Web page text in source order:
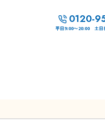
0120-
平日9:00～20:00 土日